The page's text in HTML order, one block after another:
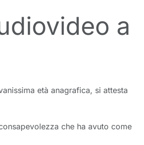
a
età anagrafica, si attesta
che ha avuto come